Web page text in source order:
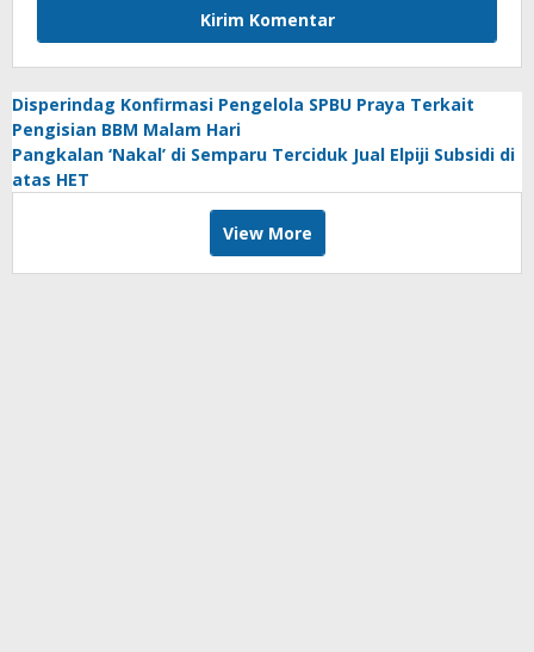
Disperindag Konfirmasi Pengelola SPBU Praya Terkait
Pengisian BBM Malam Hari
Pangkalan ‘Nakal’ di Semparu Terciduk Jual Elpiji Subsidi di
atas HET
View More